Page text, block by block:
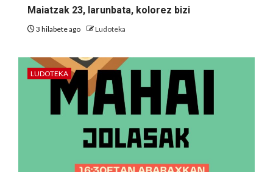
Maiatzak 23, larunbata, kolorez bizi
3 hilabete ago Ludoteka
LUDOTEKA